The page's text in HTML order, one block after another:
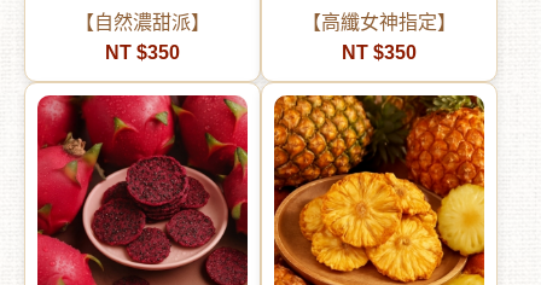
【自然濃甜派】
NT $350
【高纖女神指定】
NT $350